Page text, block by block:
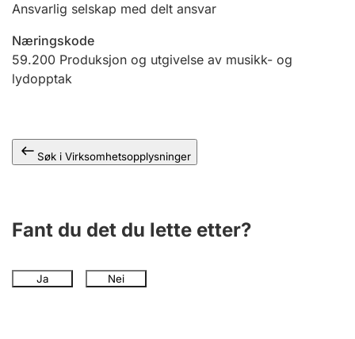
Offentlig sektor
Ansvarlig selskap med delt ansvar
Næringskode
59.200 Produksjon og utgivelse av musikk- og
lydopptak
Søk i Virksomhetsopplysninger
Fant du det du lette etter?
Ja Nei